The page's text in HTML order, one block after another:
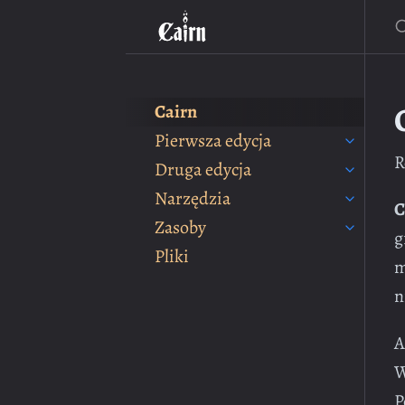
Cairn
Pierwsza edycja
Druga edycja
Narzędzia
Zasoby
Pliki